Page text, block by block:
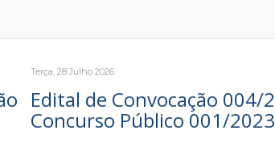
Terça, 28 Julho 2026
Edital de Convocação 004/
Concurso Público 001/2023